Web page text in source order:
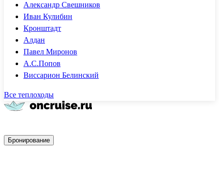
Александр Свешников
Иван Кулибин
Кронштадт
Алдан
Павел Миронов
А.С.Попов
Виссарион Белинский
Все теплоходы
Бронирование